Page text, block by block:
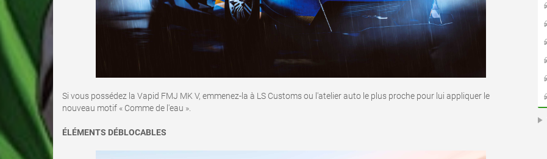
Si vous possédez la Vapid FMJ MK V, emmenez-la à LS Customs ou l'atelier auto le plus proche pour lui appliquer le
nouveau motif « Comme de l'eau ».
ÉLÉMENTS DÉBLOCABLES